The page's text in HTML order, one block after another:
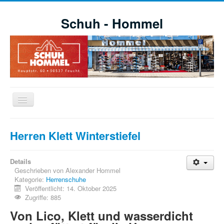
Schuh - Hommel
Navigation
an/aus
Schuhe
Aktuelle Aktionen
Markensortiment
Öffnungszeiten
Impressionen
Herren Klett Winterstiefel
Details
Geschrieben von Alexander Hommel
Kategorie: Herrenschuhe
Veröffentlicht: 14. Oktober 2025
Zugriffe: 885
Von Lico, Klett und wasserdicht